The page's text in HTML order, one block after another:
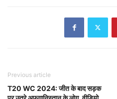
Previous article
T20 WC 2024: जीत के बाद सड़क